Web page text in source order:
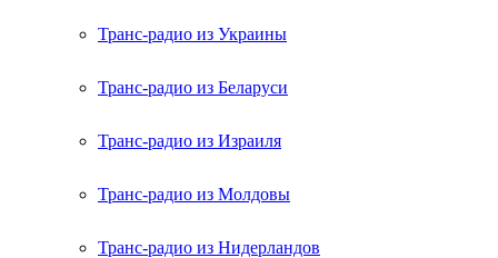
Транс-радио из Украины
Транс-радио из Беларуси
Транс-радио из Израиля
Транс-радио из Молдовы
Транс-радио из Нидерландов